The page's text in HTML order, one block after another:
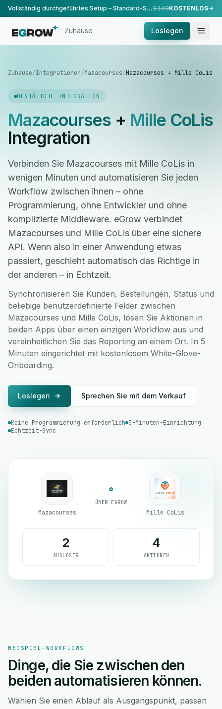
Vollständig durchgeführtes Setup – Standard-Setup, durchgeführt von unserem Team. $149KOSTENLOS
Zuhause Loslegen
Zuhause/Integrationen/Mazacourses/Mazacourses + Mille CoLis
BESTÄTIGTE INTEGRATION
Mazacourses+ Mille CoLis
Integration
Verbinden Sie Mazacourses mit Mille CoLis in
wenigen Minuten und automatisieren Sie jeden
Workflow zwischen ihnen – ohne
Programmierung, ohne Entwickler und ohne
komplizierte Middleware. eGrow verbindet
Mazacourses und Mille CoLis über eine sichere
API. Wenn also in einer Anwendung etwas
passiert, geschieht automatisch das Richtige in
der anderen – in Echtzeit.
Synchronisieren Sie Kunden, Bestellungen, Status und
beliebige benutzerdefinierte Felder zwischen
Mazacourses und Mille CoLis, lösen Sie Aktionen in
beiden Apps über einen einzigen Workflow aus und
vereinheitlichen Sie das Reporting an einem Ort. In 5
Minuten eingerichtet mit kostenlosem White-Glove-
Onboarding.
Loslegen Sprechen Sie mit dem Verkauf
Keine Programmierung erforderlich 5-Minuten-Einrichtung
Echtzeit-Sync
Mazacourses
ÜBER EGROW
Mille CoLis
2
AUSLÖSER
4
AKTIONEN
BEISPIEL-WORKFLOWS
Dinge, die Sie zwischen den
beiden automatisieren können.
Wählen Sie einen Ablauf als Ausgangspunkt, passen